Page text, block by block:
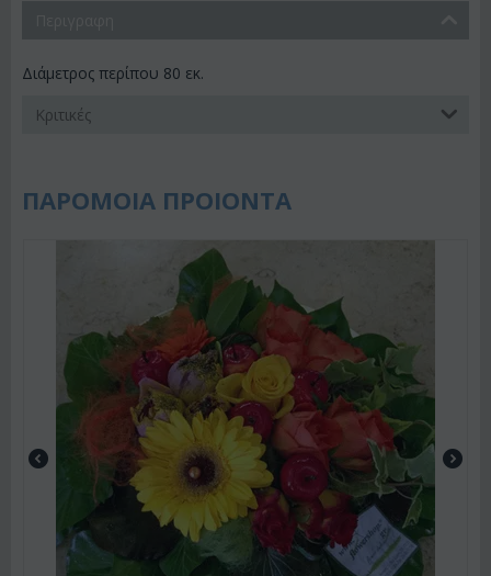
Διάμετρος περίπου 80 εκ.
Κριτικές
ΠΑΡΟΜΟΙΑ ΠΡΟΙΟΝΤΑ